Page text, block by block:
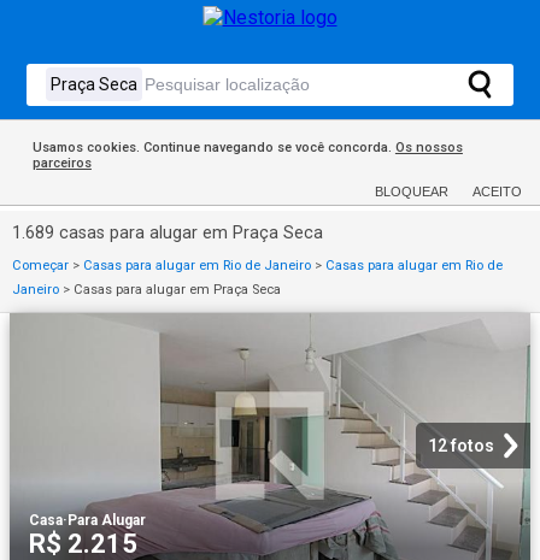
Usamos cookies. Continue navegando se você concorda. Os nossos
parceiros
BLOQUEAR ACEITO
1.689 casas para alugar em Praça Seca
Começar > Casas para alugar em Rio de Janeiro > Casas para alugar em Rio de
Janeiro > Casas para alugar em Praça Seca
12 fotos
Casa·Para Alugar
R$ 2.215